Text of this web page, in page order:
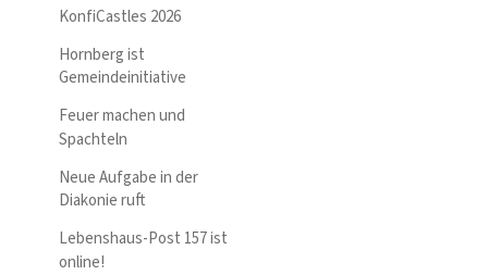
KonfiCastles 2026
Hornberg ist
Gemeindeinitiative
Feuer machen und
Spachteln
Neue Aufgabe in der
Diakonie ruft
Lebenshaus-Post 157 ist
online!